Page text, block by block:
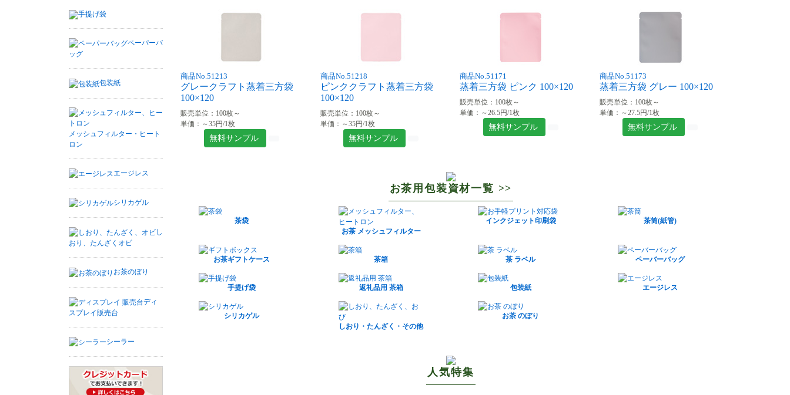
手提げ袋
ペーパーバ
ッグ
包装紙
メッシュフィルター・ヒート
ロン
エージレス
シリカゲル
し
おり、たんざくオビ
お茶のぼり
ディ
スプレイ販売台
シーラー
商品No.51213
グレークラフト蒸着三方袋
100×120
販売単位：100枚～
単価：～35円/1枚
無料サンプル
商品No.51218
ピンククラフト蒸着三方袋
100×120
販売単位：100枚～
単価：～35円/1枚
無料サンプル
商品No.51171
蒸着三方袋 ピンク 100×120
販売単位：100枚～
単価：～26.5円/1枚
無料サンプル
商品No.51173
蒸着三方袋 グレー 100×120
販売単位：100枚～
単価：～27.5円/1枚
無料サンプル
お茶用包装資材一覧 >>
茶袋
お茶 メッシュフィルター
インクジェット印刷袋 茶筒(紙管)
お茶ギフトケース 茶箱 茶 ラベル ペーバーバッグ
手提げ袋 返礼品用 茶箱 包装紙 エージレス
シリカゲル
しおり・たんざく・その他
お茶 のぼり
人気特集